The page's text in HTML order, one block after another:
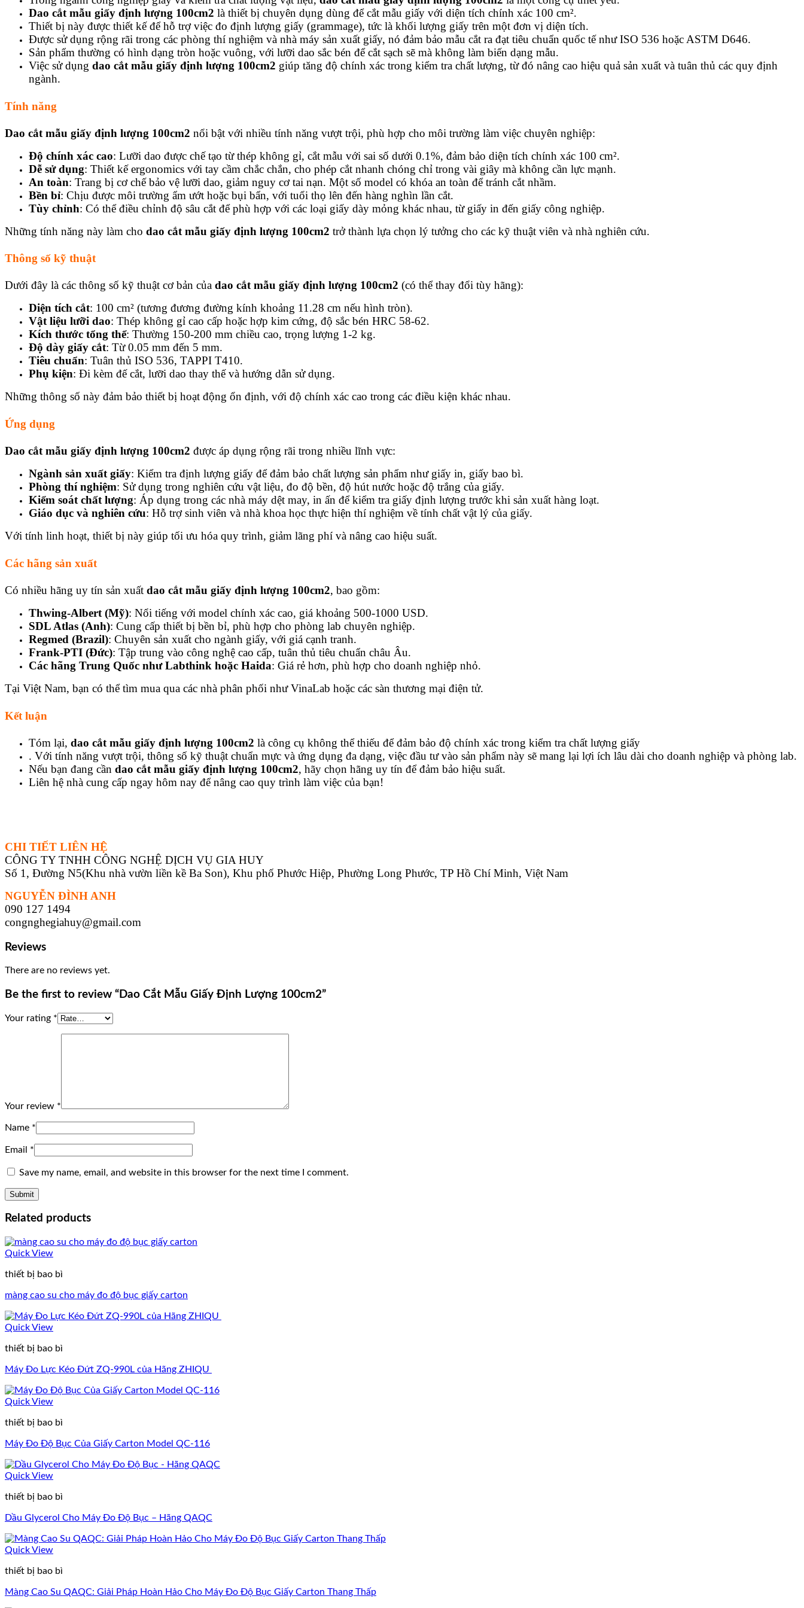
Dao cắt mẫu giấy định lượng 100cm2 là thiết bị chuyên dụng dùng để cắt mẫu giấy với diện tích chính xác 100 cm².
Thiết bị này được thiết kế để hỗ trợ việc đo định lượng giấy (grammage), tức là khối lượng giấy trên một đơn vị diện tích.
Được sử dụng rộng rãi trong các phòng thí nghiệm và nhà máy sản xuất giấy, nó đảm bảo mẫu cắt ra đạt tiêu chuẩn quốc tế như ISO 536 hoặc ASTM D646.
Sản phẩm thường có hình dạng tròn hoặc vuông, với lưỡi dao sắc bén để cắt sạch sẽ mà không làm biến dạng mẫu.
Việc sử dụng dao cắt mẫu giấy định lượng 100cm2 giúp tăng độ chính xác trong kiểm tra chất lượng, từ đó nâng cao hiệu quả sản xuất và tuân thủ các quy định
ngành.
Tính năng
Dao cắt mẫu giấy định lượng 100cm2 nổi bật với nhiều tính năng vượt trội, phù hợp cho môi trường làm việc chuyên nghiệp:
Độ chính xác cao: Lưỡi dao được chế tạo từ thép không gỉ, cắt mẫu với sai số dưới 0.1%, đảm bảo diện tích chính xác 100 cm².
Dễ sử dụng: Thiết kế ergonomics với tay cầm chắc chắn, cho phép cắt nhanh chóng chỉ trong vài giây mà không cần lực mạnh.
An toàn: Trang bị cơ chế bảo vệ lưỡi dao, giảm nguy cơ tai nạn. Một số model có khóa an toàn để tránh cắt nhầm.
Bền bỉ: Chịu được môi trường ẩm ướt hoặc bụi bẩn, với tuổi thọ lên đến hàng nghìn lần cắt.
Tùy chỉnh: Có thể điều chỉnh độ sâu cắt để phù hợp với các loại giấy dày mỏng khác nhau, từ giấy in đến giấy công nghiệp.
Những tính năng này làm cho dao cắt mẫu giấy định lượng 100cm2 trở thành lựa chọn lý tưởng cho các kỹ thuật viên và nhà nghiên cứu.
Thông số kỹ thuật
Dưới đây là các thông số kỹ thuật cơ bản của dao cắt mẫu giấy định lượng 100cm2 (có thể thay đổi tùy hãng):
Diện tích cắt: 100 cm² (tương đương đường kính khoảng 11.28 cm nếu hình tròn).
Vật liệu lưỡi dao: Thép không gỉ cao cấp hoặc hợp kim cứng, độ sắc bén HRC 58-62.
Kích thước tổng thể: Thường 150-200 mm chiều cao, trọng lượng 1-2 kg.
Độ dày giấy cắt: Từ 0.05 mm đến 5 mm.
Tiêu chuẩn: Tuân thủ ISO 536, TAPPI T410.
Phụ kiện: Đi kèm đế cắt, lưỡi dao thay thế và hướng dẫn sử dụng.
Những thông số này đảm bảo thiết bị hoạt động ổn định, với độ chính xác cao trong các điều kiện khác nhau.
Ứng dụng
Dao cắt mẫu giấy định lượng 100cm2 được áp dụng rộng rãi trong nhiều lĩnh vực:
Ngành sản xuất giấy: Kiểm tra định lượng giấy để đảm bảo chất lượng sản phẩm như giấy in, giấy bao bì.
Phòng thí nghiệm: Sử dụng trong nghiên cứu vật liệu, đo độ bền, độ hút nước hoặc độ trắng của giấy.
Kiểm soát chất lượng: Áp dụng trong các nhà máy dệt may, in ấn để kiểm tra giấy định lượng trước khi sản xuất hàng loạt.
Giáo dục và nghiên cứu: Hỗ trợ sinh viên và nhà khoa học thực hiện thí nghiệm về tính chất vật lý của giấy.
Với tính linh hoạt, thiết bị này giúp tối ưu hóa quy trình, giảm lãng phí và nâng cao hiệu suất.
Các hãng sản xuất
Có nhiều hãng uy tín sản xuất dao cắt mẫu giấy định lượng 100cm2, bao gồm:
Thwing-Albert (Mỹ): Nổi tiếng với model chính xác cao, giá khoảng 500-1000 USD.
SDL Atlas (Anh): Cung cấp thiết bị bền bỉ, phù hợp cho phòng lab chuyên nghiệp.
Regmed (Brazil): Chuyên sản xuất cho ngành giấy, với giá cạnh tranh.
Frank-PTI (Đức): Tập trung vào công nghệ cao cấp, tuân thủ tiêu chuẩn châu Âu.
Các hãng Trung Quốc như Labthink hoặc Haida: Giá rẻ hơn, phù hợp cho doanh nghiệp nhỏ.
Tại Việt Nam, bạn có thể tìm mua qua các nhà phân phối như VinaLab hoặc các sàn thương mại điện tử.
Kết luận
Tóm lại, dao cắt mẫu giấy định lượng 100cm2 là công cụ không thể thiếu để đảm bảo độ chính xác trong kiểm tra chất lượng giấy
. Với tính năng vượt trội, thông số kỹ thuật chuẩn mực và ứng dụng đa dạng, việc đầu tư vào sản phẩm này sẽ mang lại lợi ích lâu dài cho doanh nghiệp và phòng lab.
Nếu bạn đang cần dao cắt mẫu giấy định lượng 100cm2, hãy chọn hãng uy tín để đảm bảo hiệu suất.
Liên hệ nhà cung cấp ngay hôm nay để nâng cao quy trình làm việc của bạn!
CHI TIẾT LIÊN HỆ
CÔNG TY TNHH CÔNG NGHỆ DỊCH VỤ GIA HUY
Số 1, Đường N5(Khu nhà vườn liền kề Ba Son), Khu phố Phước Hiệp, Phường Long Phước, TP Hồ Chí Minh, Việt Nam
NGUYỄN ĐÌNH ANH
090 127 1494
congnghegiahuy@gmail.com
Reviews
There are no reviews yet.
Be the first to review “Dao Cắt Mẫu Giấy Định Lượng 100cm2”
Your rating *
Your review *
Name *
Email *
Save my name, email, and website in this browser for the next time I comment.
Related products
Quick View
thiết bị bao bì
màng cao su cho máy đo độ bục giấy carton
Quick View
thiết bị bao bì
Máy Đo Lực Kéo Đứt ZQ‑990L của Hãng ZHIQU
Quick View
thiết bị bao bì
Máy Đo Độ Bục Của Giấy Carton Model QC-116
Quick View
thiết bị bao bì
Dầu Glycerol Cho Máy Đo Độ Bục – Hãng QAQC
Quick View
thiết bị bao bì
Màng Cao Su QAQC: Giải Pháp Hoàn Hảo Cho Máy Đo Độ Bục Giấy Carton Thang Thấp